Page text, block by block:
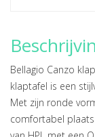
Bellagio Canzo
klaptafel is een
Met zijn ronde
comfortabel